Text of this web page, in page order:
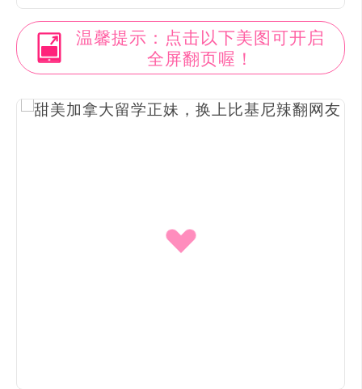
温馨提示：点击以下美图可开启
全屏翻页喔！